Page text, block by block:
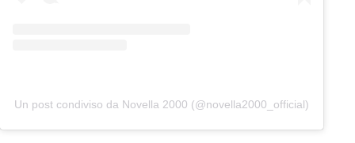
Un post condiviso da Novella 2000 (@novella2000_official)